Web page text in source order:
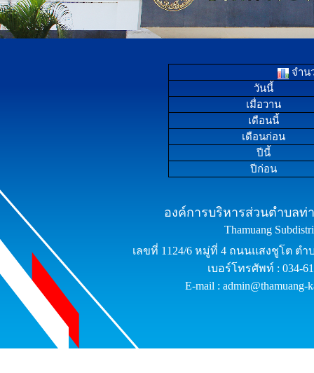
จำน
วันนี้
เมื่อวาน
เดือนนี้
เดือนก่อน
ปีนี้
ปีก่อน
องค์การบริหารส่วนตำบลท่
Thamuang
เลขที่ 1124/6 หมู่ที่ 4 ถนนแสงชูโต ต
เบอร์โทรศัพท์ : 034-
E-mail : admin@thamuang-